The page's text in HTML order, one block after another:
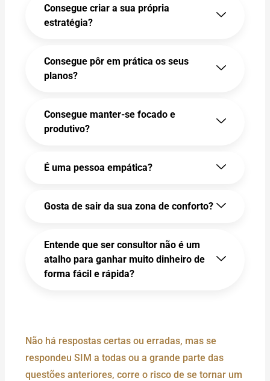
Consegue criar a sua própria
estratégia?
Consegue pôr em prática os seus
planos?
Consegue manter-se focado e
produtivo?
É uma pessoa empática?
Gosta de sair da sua zona de conforto?
Entende que ser consultor não é um
atalho para ganhar muito dinheiro de
forma fácil e rápida?
Não há respostas certas ou erradas, mas se
respondeu SIM a todas ou a grande parte das
questões anteriores, corre o risco de se tornar um